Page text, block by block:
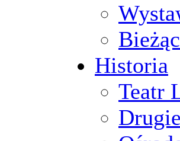
Historia
Teatr